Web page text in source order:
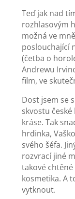
Teď jak nad
rozhlasovým
možná ve
poslouchající
(četba o
Andrewu
film, ve
Dost jsem se
skvostu
kráse. Tak
hrdinka,
svého šéfa.
rozvrací jiné
takové
kosmetika. A
vytknout.